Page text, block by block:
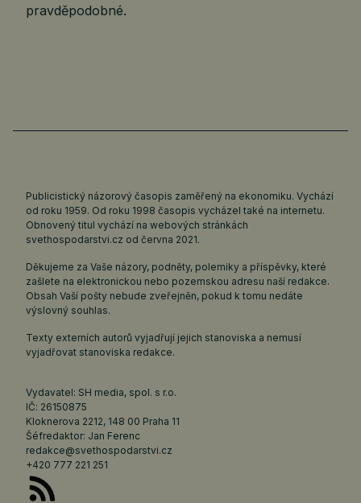
pravděpodobné.
Publicistický názorový časopis zaměřený na ekonomiku. Vychází
od roku 1959. Od roku 1998 časopis vycházel také na internetu.
Obnovený titul vychází na webových stránkách
svethospodarstvi.cz od června 2021.
Děkujeme za Vaše názory, podněty, polemiky a příspěvky, které
zašlete na elektronickou nebo pozemskou adresu naší redakce.
Obsah Vaší pošty nebude zveřejněn, pokud k tomu nedáte
výslovný souhlas.
Texty externích autorů vyjadřují jejich stanoviska a nemusí
vyjadřovat stanoviska redakce.
Vydavatel: SH media, spol. s r.o.
IČ: 26150875
Kloknerova 2212, 148 00 Praha 11
Šéfredaktor: Jan Ferenc
redakce@svethospodarstvi.cz
+420 777 221 251